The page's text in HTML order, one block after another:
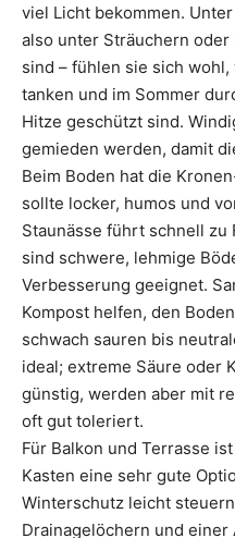
viel Licht bekommen.
also unter Sträuchern oder
sind – fühlen sie sich
tanken und im Sommer
Hitze geschützt sind.
gemieden werden, damit
Beim Boden hat die
sollte locker, humos und
Staunässe führt schnell zu
sind schwere, lehmige
Verbesserung geeignet.
Kompost helfen, den
schwach sauren bis
ideal; extreme Säure oder
günstig, werden aber mit
oft gut toleriert.
Für Balkon und Terrasse
Kasten eine sehr gute
Winterschutz leicht
Drainagelöchern und